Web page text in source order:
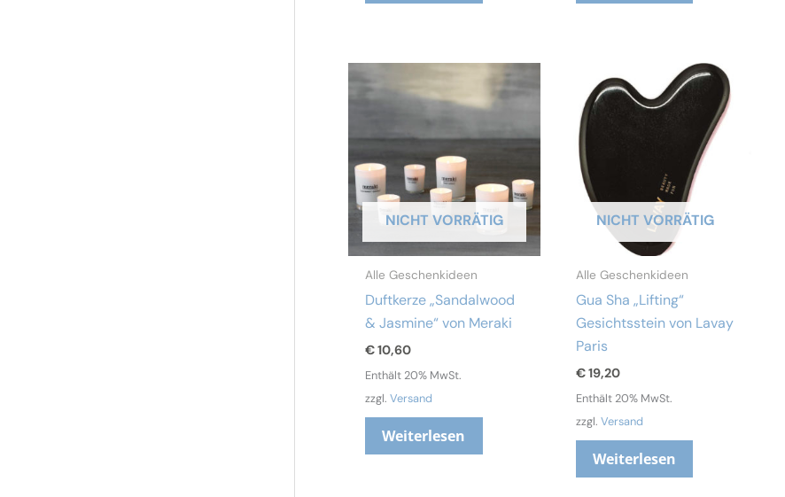
NICHT VORRÄTIG
Alle Geschenkideen
Duftkerze „Sandalwood
& Jasmine“ von Meraki
€10,60
Enthält 20% MwSt.
zzgl.Versand
Weiterlesen
NICHT VORRÄTIG
Alle Geschenkideen
Gua Sha „Lifting“
Gesichtsstein von Lavay
Paris
€19,20
Enthält 20% MwSt.
zzgl. Versand
Weiterlesen